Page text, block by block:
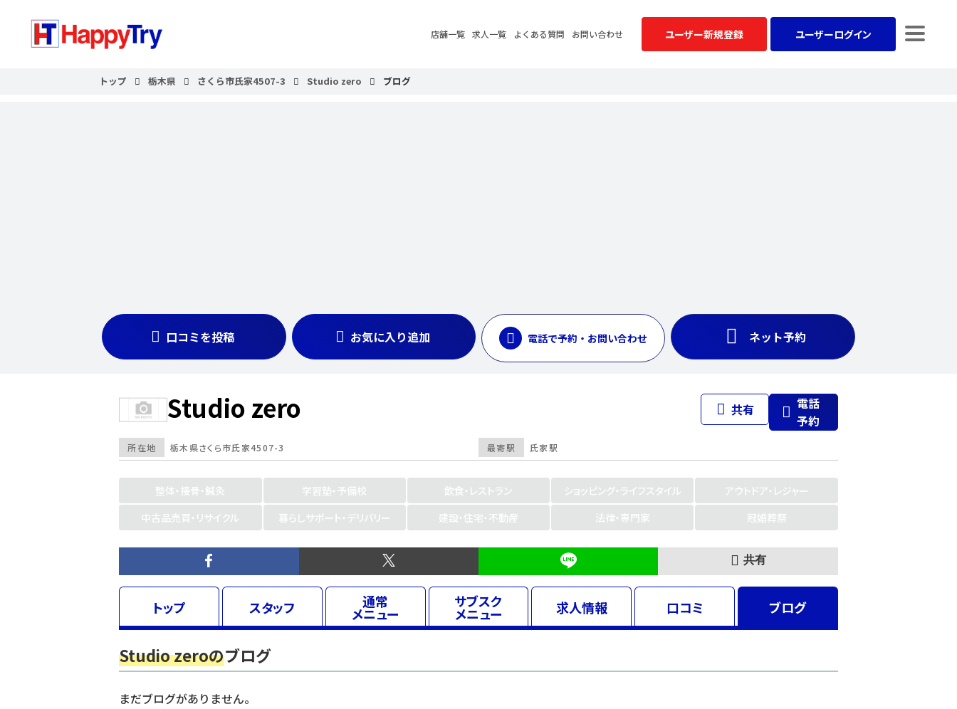
店舗一覧 求人一覧 よくある質問 お問い合わせ ユーザー新規登録 ユーザーログイン
トップ 栃木県 さくら市氏家4507-3 Studio zero ブログ
ネット予約
電話で予約・お問い合わせ
口コミを投稿 お気に入り追加
Studio zero 共有
電話
予約
最寄駅 氏家駅
所在地 栃木県さくら市氏家4507-3
整体・接骨・鍼灸 学習塾・予備校 飲食・レストラン ショッピング・ライフスタイル
アウトドア・レジャー
中古品売買・リサイクル
暮らしサポート・デリバリー 建設・住宅・不動産 法律・専門家 冠婚葬祭
共有
トップ スタッフ 通常
メニュー
サブスク
メニュー 求人情報 口コミ ブログ
Studio zeroのブログ
まだブログがありません。